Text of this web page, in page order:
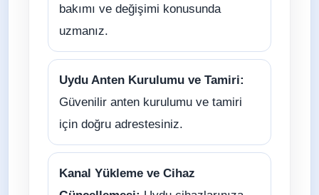
bakımı ve değişimi konusunda
uzmanız.
Uydu Anten Kurulumu ve Tamiri:
Güvenilir anten kurulumu ve tamiri
için doğru adrestesiniz.
Kanal Yükleme ve Cihaz